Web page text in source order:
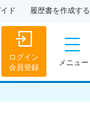
ド 履歴書を作成する
ログイン
会員登録
メニュー